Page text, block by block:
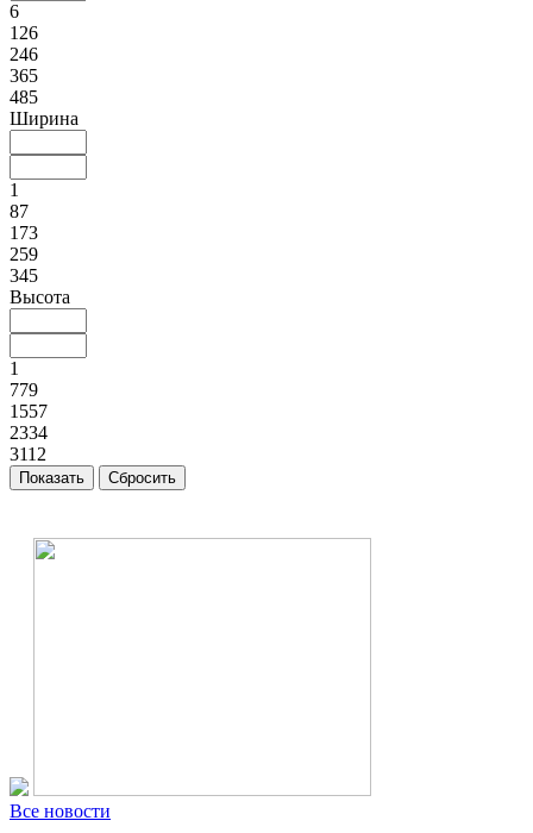
6
126
246
365
485
Ширина
1
87
173
259
345
Высота
1
779
1557
2334
3112
Все новости